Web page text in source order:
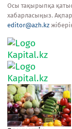
Осы тақырыпқа
хабарласыңыз.
editor@azh.kz